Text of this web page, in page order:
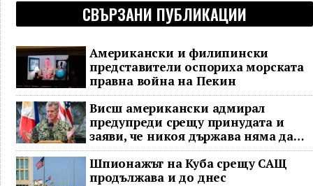
СВЪРЗАНИ ПУБЛИКАЦИИ
Американски и филипински
представители оспориха морската
правна война на Пекин
Висш американски адмирал
предупреди срещу принудата и
заяви, че никоя държава няма да
доминира в Индо-Тихоокеанския
регион
Шпионажът на Куба срещу САЩ
продължава и до днес